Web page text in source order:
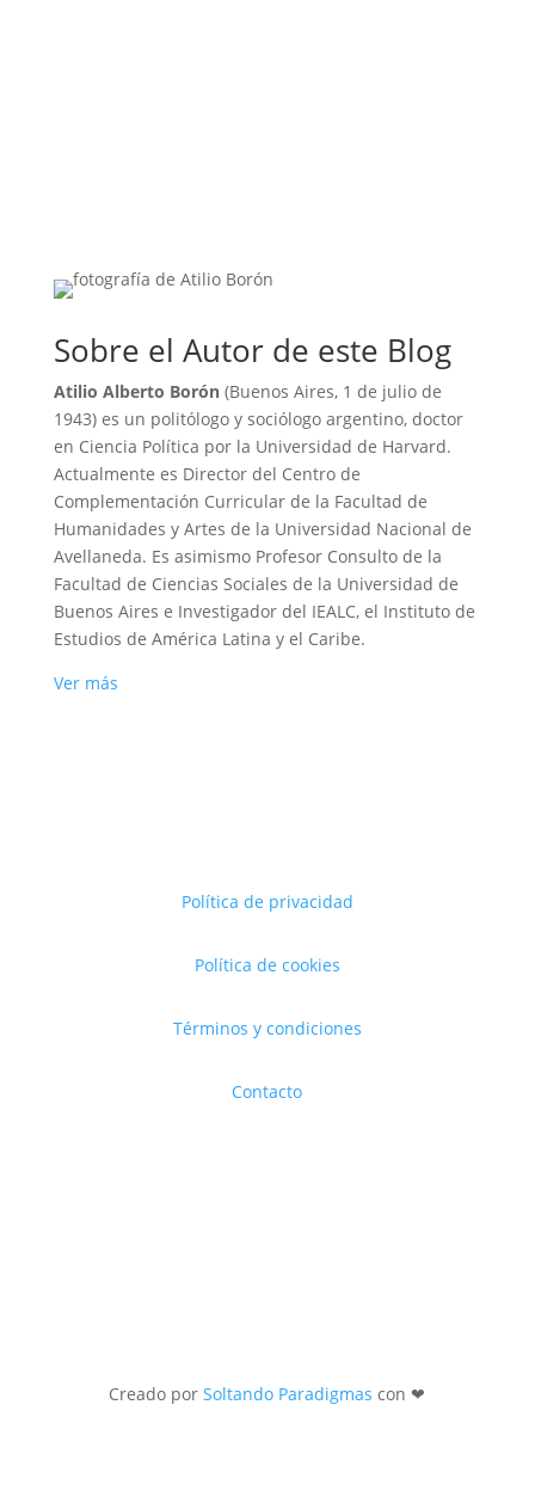
Sobre el Autor de este Blog
Atilio Alberto Borón(Buenos Aires, 1 de julio de
1943) es un politólogo y sociólogo argentino, doctor
en Ciencia Política por la Universidad de Harvard.
Actualmente es Director del Centro de
Complementación Curricular de la Facultad de
Humanidades y Artes de la Universidad Nacional de
Avellaneda. Es asimismo Profesor Consulto de la
Facultad de Ciencias Sociales de la Universidad de
Buenos Aires e Investigador del IEALC, el Instituto de
Estudios de América Latina y el Caribe.
Ver más
Política de privacidad
Política de cookies
Términos y condiciones
Contacto
Creado porSoltando Paradigmas con ❤︎